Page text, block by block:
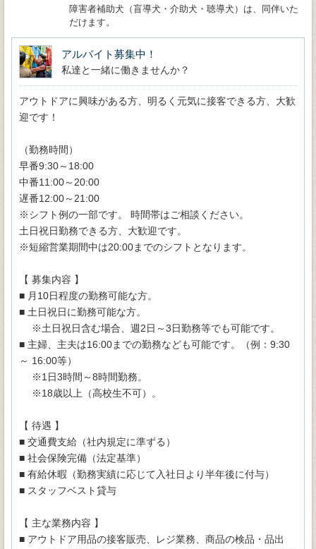
障害者補助犬（盲導犬・介助犬・聴導犬）は、同伴いた
だけます。
アルバイト募集中！
私達と一緒に働きませんか？
アウトドアに興味がある方、明るく元気に接客できる方、大歓
迎です！
（勤務時間）
早番9:30～18:00
中番11:00～20:00
遅番12:00～21:00
※シフト例の一部です。 時間帯はご相談ください。
土日祝日勤務できる方、大歓迎です。
※短縮営業期間中は20:00までのシフトとなります。
【 募集内容 】
■ 月10日程度の勤務可能な方。
■ 土日祝日に勤務可能な方。
※土日祝日含む場合、週2日～3日勤務等でも可能です。
■ 主婦、主夫は16:00までの勤務なども可能です。（例：9:30
～ 16:00等）
※1日3時間～8時間勤務。
※18歳以上（高校生不可）。
【 待遇 】
■ 交通費支給（社内規定に準ずる）
■ 社会保険完備（法定基準）
■ 有給休暇（勤務実績に応じて入社日より半年後に付与）
■ スタッフベスト貸与
【 主な業務内容 】
■ アウトドア用品の接客販売、レジ業務、商品の検品・品出